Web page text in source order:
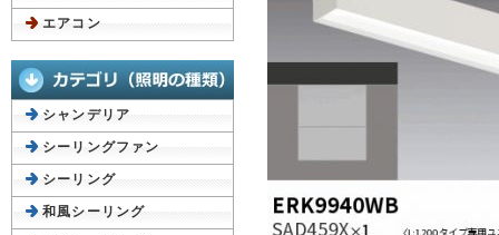
エアコン
シャンデリア
シーリングファン
シーリング
和風シーリング